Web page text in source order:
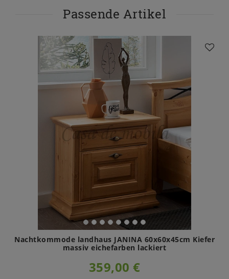
Passende Artikel
Nachtkommode landhaus JANINA 60x60x45cm Kiefer
massiv eichefarben lackiert
359,00 €